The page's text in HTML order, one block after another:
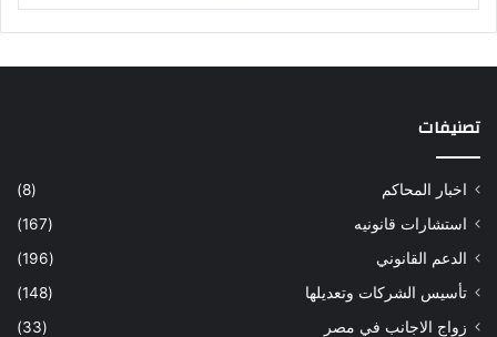
تصنيفات
اخبار المحاكم
(8)
استشارات قانونيه
(167)
الدعم القانوني
(196)
تأسيس الشركات وتعديلها
(148)
زواج الاجانب في مصر
(33)